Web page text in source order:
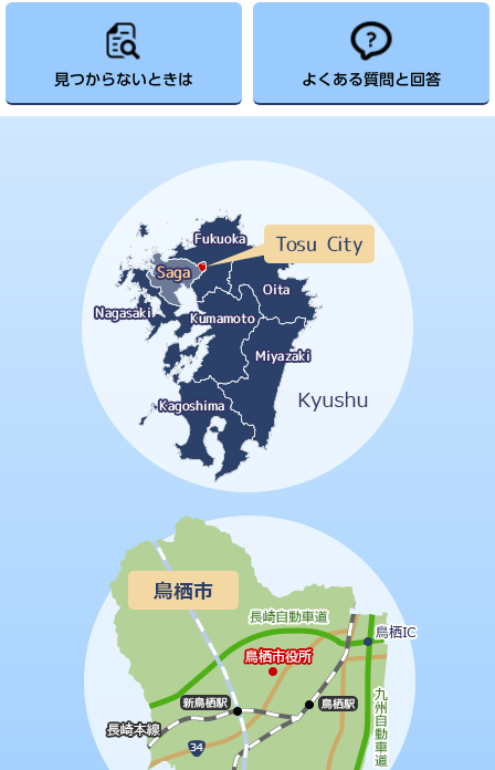
見つからないときは よくある質問と回答